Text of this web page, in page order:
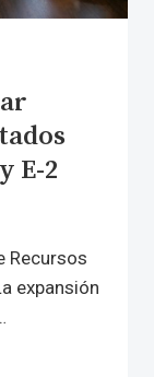
E-2
Recursos
expansión